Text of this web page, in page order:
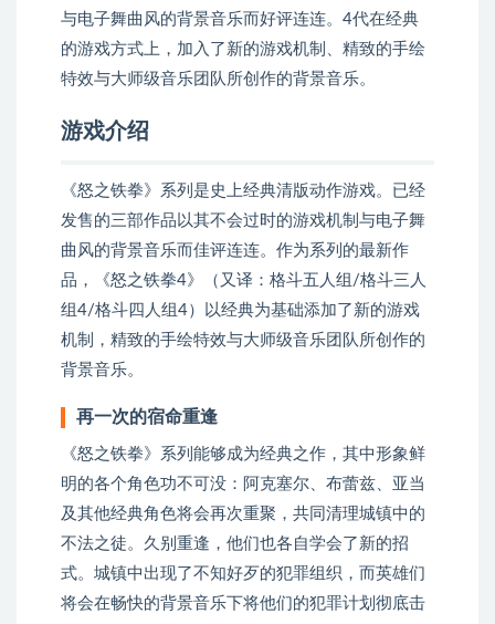
与电子舞曲风的背景音乐而好评连连。4代在经典
的游戏方式上，加入了新的游戏机制、精致的手绘
特效与大师级音乐团队所创作的背景音乐。
游戏介绍
《怒之铁拳》系列是史上经典清版动作游戏。已经
发售的三部作品以其不会过时的游戏机制与电子舞
曲风的背景音乐而佳评连连。作为系列的最新作
品，《怒之铁拳4》（又译：格斗五人组/格斗三人
组4/格斗四人组4）以经典为基础添加了新的游戏
机制，精致的手绘特效与大师级音乐团队所创作的
背景音乐。
再一次的宿命重逢
《怒之铁拳》系列能够成为经典之作，其中形象鲜
明的各个角色功不可没：阿克塞尔、布蕾兹、亚当
及其他经典角色将会再次重聚，共同清理城镇中的
不法之徒。久别重逢，他们也各自学会了新的招
式。城镇中出现了不知好歹的犯罪组织，而英雄们
将会在畅快的背景音乐下将他们的犯罪计划彻底击